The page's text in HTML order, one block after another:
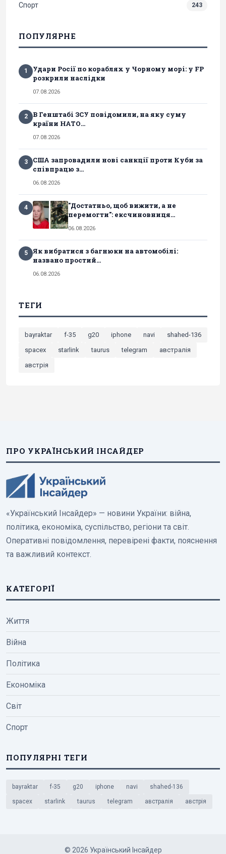
Спорт 243
ПОПУЛЯРНЕ
1
Удари Росії по кораблях у Чорному морі: у FP
розкрили наслідки
07.08.2026
2
В Генштабі ЗСУ повідомили, на яку суму
країни НАТО...
07.08.2026
3
США запровадили нові санкції проти Куби за
співпрацю з...
06.08.2026
4
"Достатньо, щоб вижити, а не
перемогти": ексчиновниця...
06.08.2026
5
Як вибратися з багнюки на автомобілі:
названо простий...
06.08.2026
ТЕГИ
bayraktar f-35 g20 iphone navi
shahed-136
spacex
starlink taurus telegram
австралія
австрія
ПРО УКРАЇНСЬКИЙ ІНСАЙДЕР
«Український Інсайдер» — новини України: війна,
політика, економіка, суспільство, регіони та світ.
Оперативні повідомлення, перевірені факти, пояснення
та важливий контекст.
КАТЕГОРІЇ
Життя
Війна
Політика
Економіка
Світ
Спорт
ПОПУЛЯРНІ ТЕГИ
bayraktar f-35 g20 iphone navi shahed-136
spacex starlink taurus telegram австралія австрія
© 2026 Український Інсайдер